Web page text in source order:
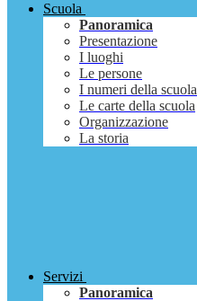
Scuola
Panoramica
Presentazione
I luoghi
Le persone
I numeri della scuola
Le carte della scuola
Organizzazione
La storia
Servizi
Panoramica